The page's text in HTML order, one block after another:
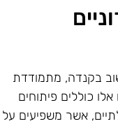
בקנדה, מתמודדת
כוללים פיתוחים
אשר משפיעים על